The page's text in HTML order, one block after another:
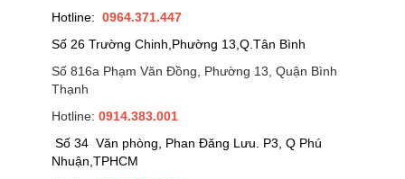
Hotline: 0964.371.447
Số 26 Trường Chinh,Phường 13,Q.Tân Bình
Số 816a Phạm Văn Đồng, Phường 13, Quận Bình
Thạnh
Hotline: 0914.383.001
Số 34 Văn phòng, Phan Đăng Lưu. P3, Q Phú
Nhuận,TPHCM